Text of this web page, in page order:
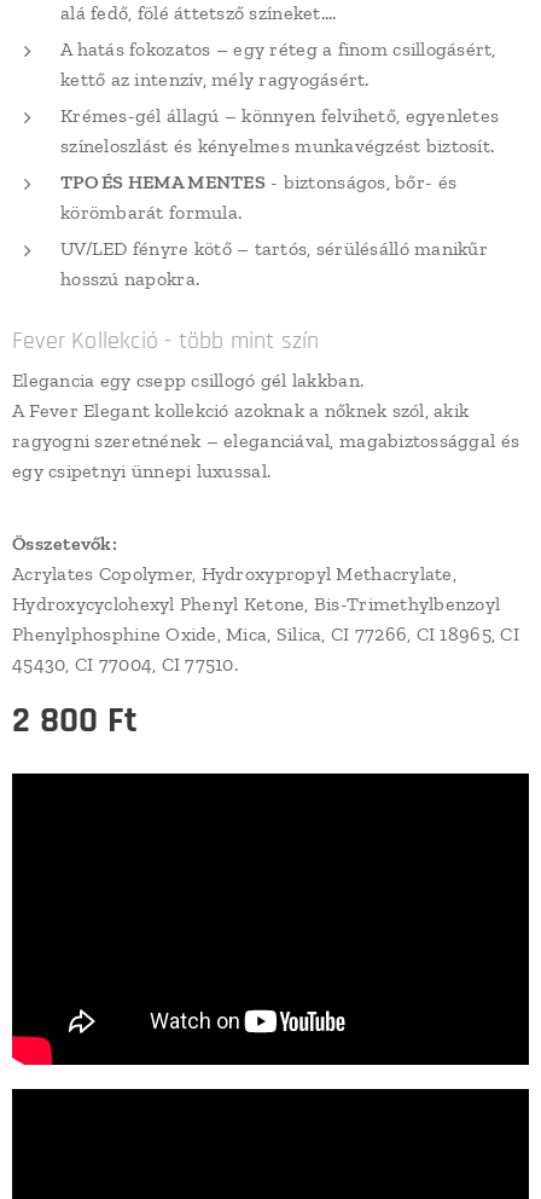
alá fedő, fölé áttetsző színeket....
A hatás fokozatos – egy réteg a finom csillogásért,
kettő az intenzív, mély ragyogásért.
Krémes-gél állagú – könnyen felvihető, egyenletes
színeloszlást és kényelmes munkavégzést biztosít.
TPO ÉS HEMA MENTES - biztonságos, bőr- és
körömbarát formula.
UV/LED fényre kötő – tartós, sérülésálló manikűr
hosszú napokra.
Fever Kollekció - több mint szín
Elegancia egy csepp csillogó gél lakkban.
A Fever Elegant kollekció azoknak a nőknek szól, akik
ragyogni szeretnének – eleganciával, magabiztossággal és
egy csipetnyi ünnepi luxussal.
Összetevők:
Acrylates Copolymer, Hydroxypropyl Methacrylate,
Hydroxycyclohexyl Phenyl Ketone, Bis-Trimethylbenzoyl
Phenylphosphine Oxide, Mica, Silica, CI 77266, CI 18965, CI
45430, CI 77004, CI 77510.
2 800 Ft